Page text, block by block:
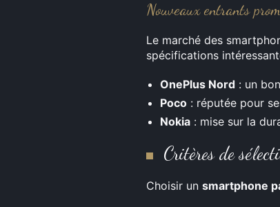
Nouveaux entrants
Le marché des
spécifications
OnePlus Nord : un
Poco : réputée pour
Nokia : mise sur la
Critères de
Choisir un smartphone